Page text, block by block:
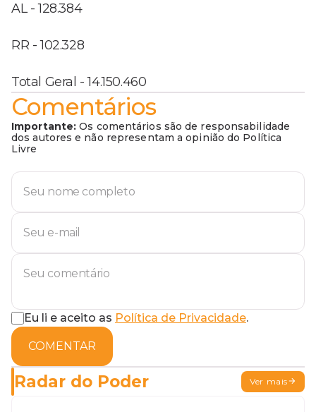
AL - 128.384
RR - 102.328
Total Geral - 14.150.460
Comentários
Importante: Os comentários são de responsabilidade
dos autores e não representam a opinião do Política
Livre
Eu li e aceito as Política de Privacidade.
COMENTAR
Radar do Poder Ver mais